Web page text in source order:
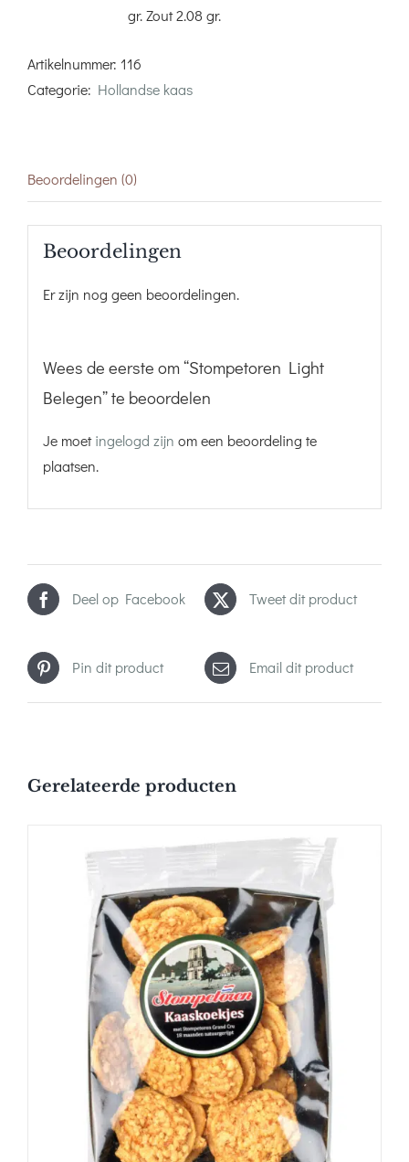
gr. Zout 2.08 gr.
Artikelnummer: 116
Categorie: Hollandse kaas
Beoordelingen (0)
Beoordelingen
Er zijn nog geen beoordelingen.
Wees de eerste om “Stompetoren Light
Belegen” te beoordelen
Je moetingelogd zijn om een beoordeling te
plaatsen.
Deel op Facebook Tweet dit product
Pin dit product Email dit product
Gerelateerde producten